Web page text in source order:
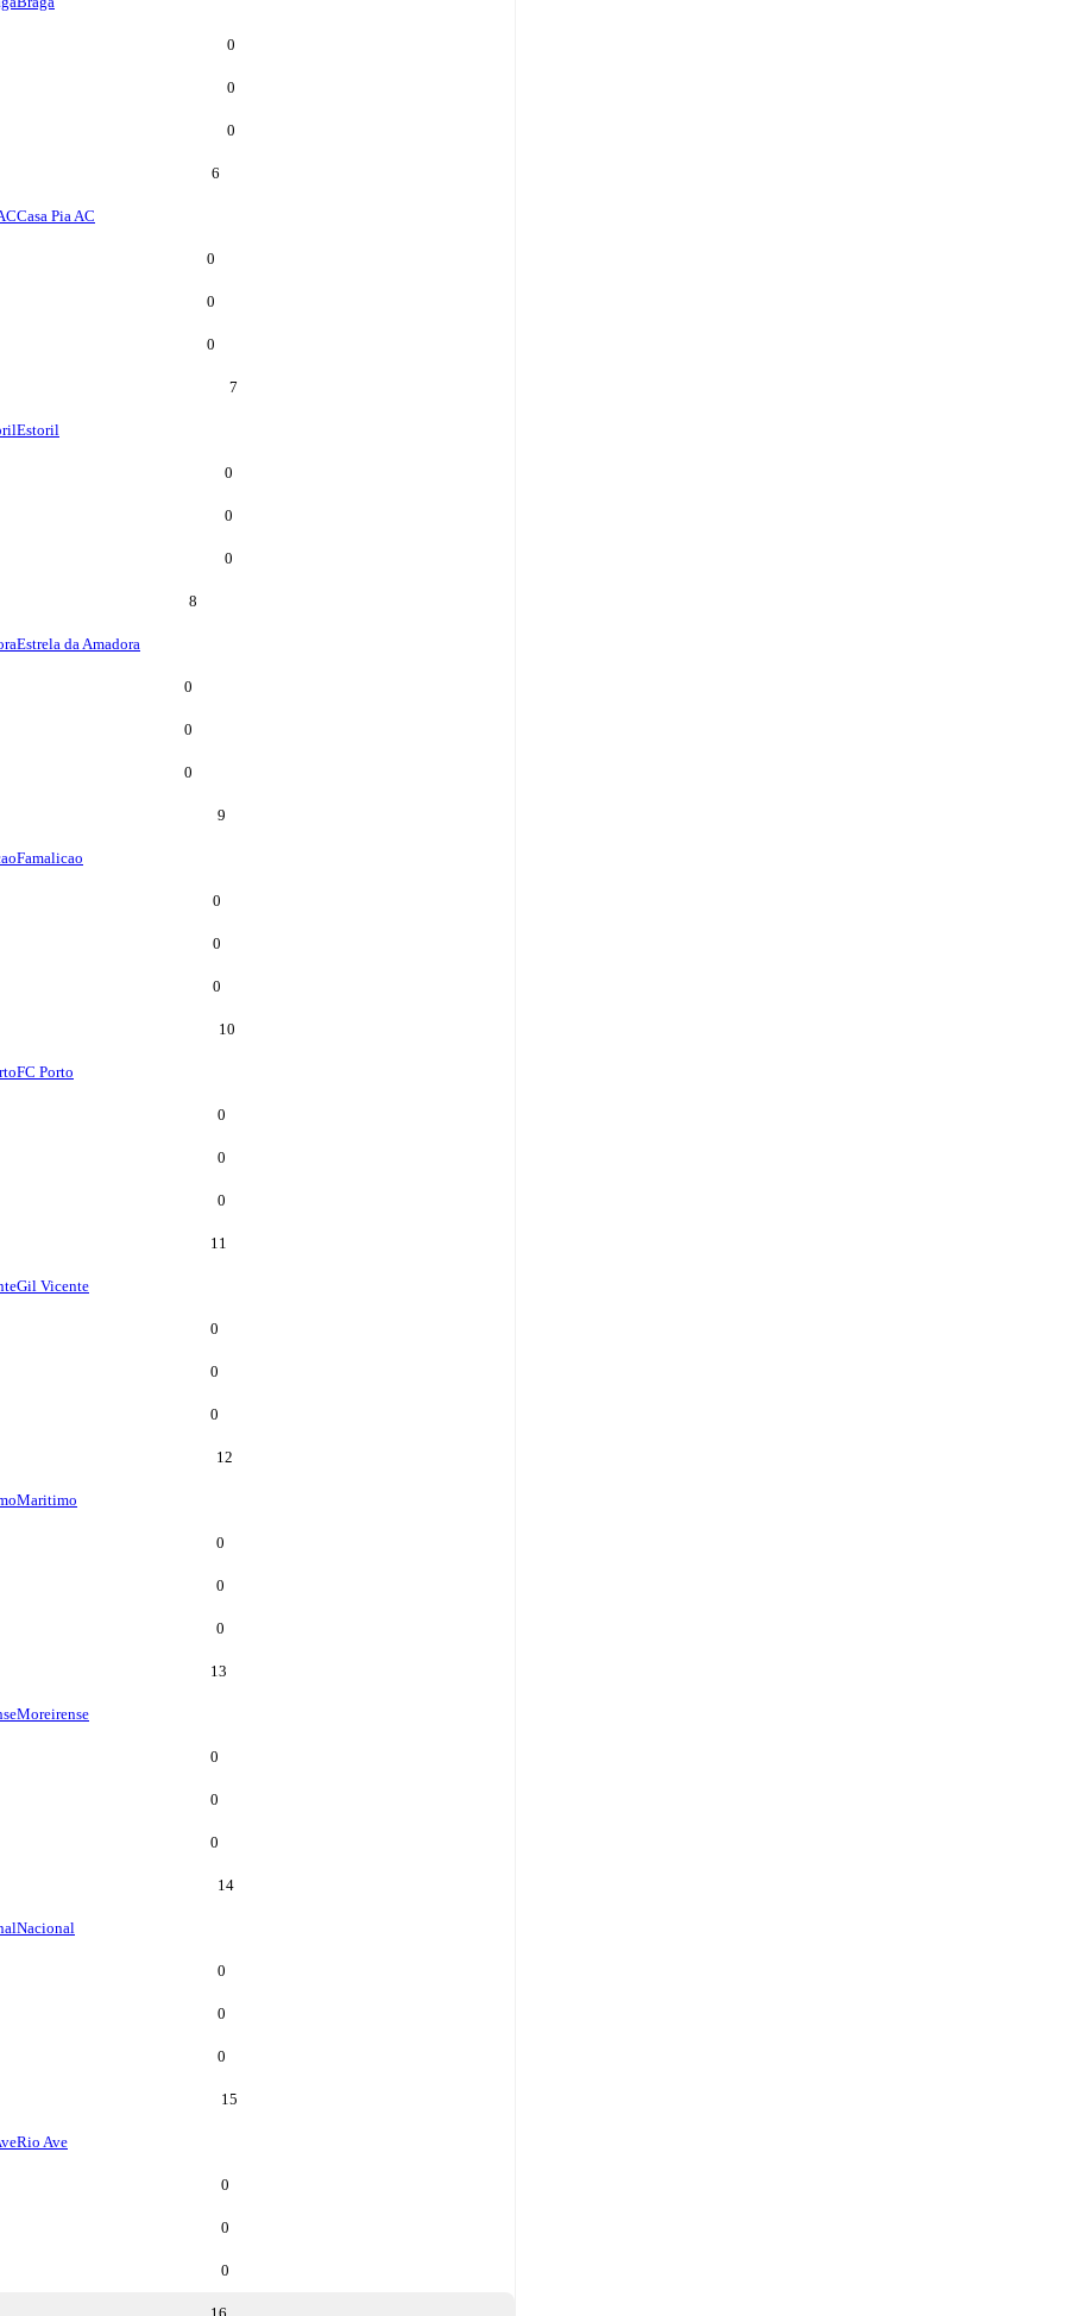
0
0
0
6
Casa Pia AC
0
0
0
7
Estoril
0
0
0
8
Estrela da Amadora
0
0
0
9
Famalicao
0
0
0
10
FC Porto
0
0
0
11
Gil Vicente
0
0
0
12
Maritimo
0
0
0
13
Moreirense
0
0
0
14
Nacional
0
0
0
15
Rio Ave
0
0
0